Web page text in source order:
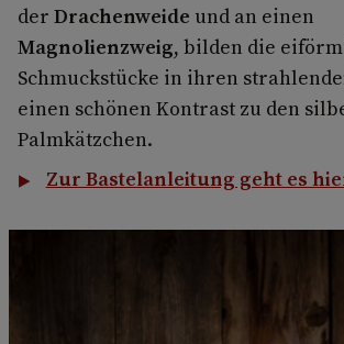
der Drachenweide und an einen
Magnolienzweig, bilden die
Schmuckstücke in ihren
einen schönen Kontrast zu den
Palmkätzchen.
Zur Bastelanleitung geht es